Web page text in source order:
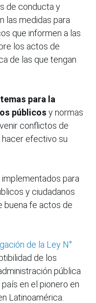
de conducta y
las medidas para
que informen a las
los actos de
de las que tengan
para la
públicos y normas
conflictos de
efectivo su
para
y ciudadanos
buena fe actos de
de la Ley N°
de los
pública
en el pionero en
Latinoamérica.